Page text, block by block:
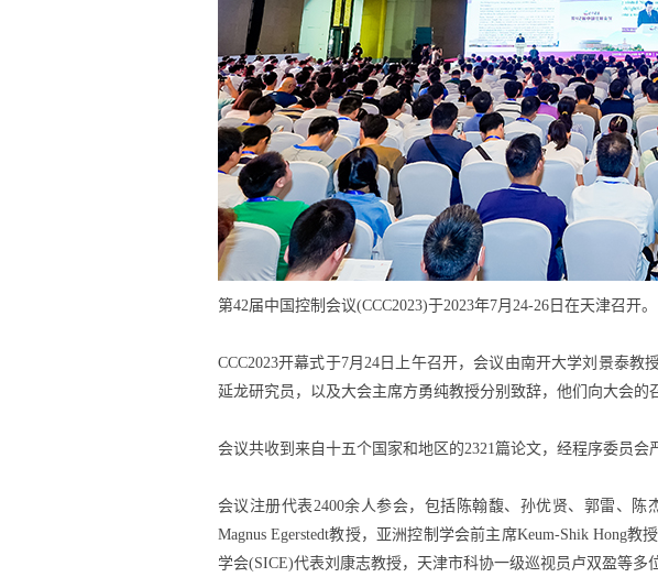
第42届中国控制会议(CCC2023)于2023年7月24-26日在天津召开。
CCC2023开幕式于7月24日上午召开，会议由南开大学刘景泰
延龙研究员，以及大会主席方勇纯教授分别致辞，他们向大会的
会议共收到来自十五个国家和地区的2321篇论文，经程序委员会
会议注册代表2400余人参会，包括陈翰馥、孙优贤、郭雷、
Magnus Egerstedt教授，亚洲控制学会前主席Keum-Shik Hong
学会(SICE)代表刘康志教授，天津市科协一级巡视员卢双盈等多